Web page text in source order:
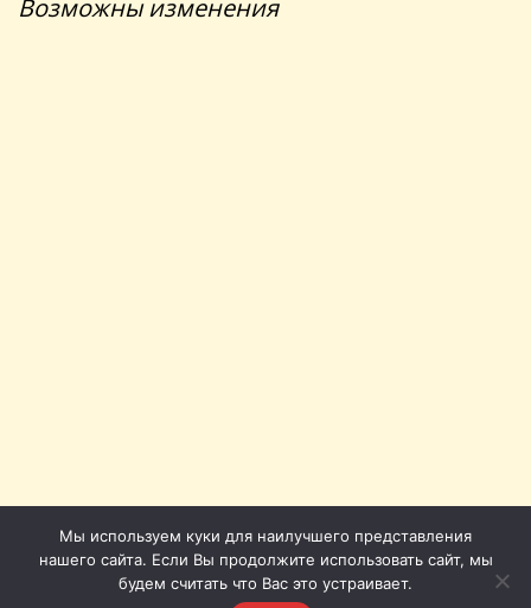
Возможны изменения
Мы используем куки для наилучшего представления
нашего сайта. Если Вы продолжите использовать сайт, мы
будем считать что Вас это устраивает.